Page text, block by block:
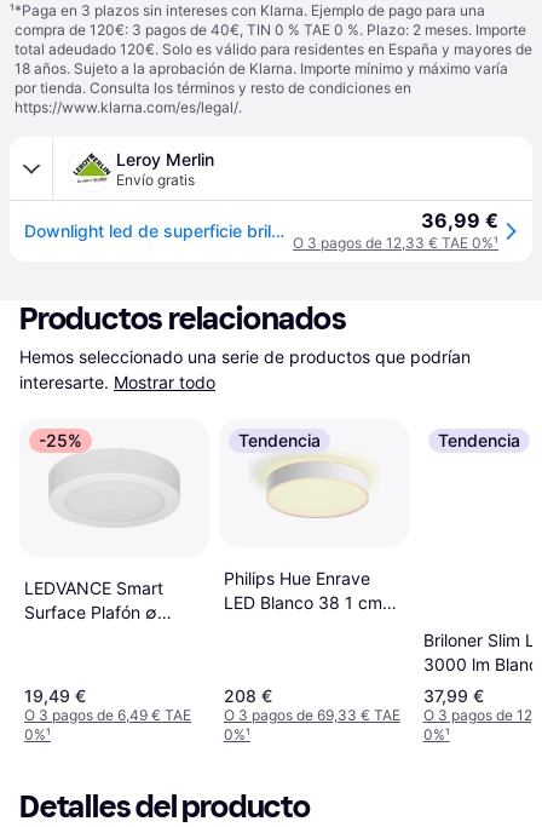
¹*Paga en 3 plazos sin intereses con Klarna. Ejemplo de pago para una
compra de 120€: 3 pagos de 40€, TIN 0 % TAE 0 %. Plazo: 2 meses. Importe
total adeudado 120€. Solo es válido para residentes en España y mayores de
18 años. Sujeto a la aprobación de Klarna. Importe mínimo y máximo varía
por tienda. Consulta los términos y resto de condiciones en
https://www.klarna.com/es/legal/.
Leroy Merlin
Envío gratis
Downlight led de superficie brilo runa wood marrón redondo 2000 lm 16 w luz blanco cálido 3000k cri 89-80 luz natural y fiel ip20 - foco led de superficie para techos 36,99 €
O 3 pagos de 12,33 € TAE 0%¹
Productos relacionados
Hemos seleccionado una serie de productos que podrían
interesarte. Mostrar todo
-25%
LEDVANCE Smart
Surface Plafón ∅
19,49 €
O 3 pagos de 6,49 € TAE
0%¹
Tendencia
Philips Hue Enrave
LED Blanco 38 1 cm
208 €
O 3 pagos de 69,33 € TAE
0%¹
Tendencia
Briloner Slim
3000 lm
Neutro 42 cm
37,99 €
O 3 pagos de
0%¹
Detalles del producto